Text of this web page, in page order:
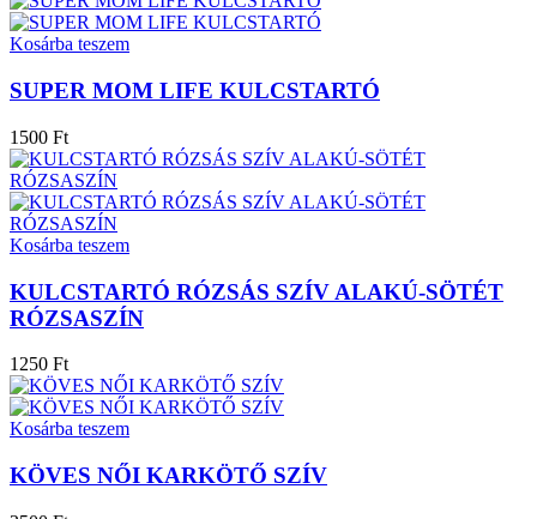
Kosárba teszem
SUPER MOM LIFE KULCSTARTÓ
1500 Ft
Kosárba teszem
KULCSTARTÓ RÓZSÁS SZÍV ALAKÚ-SÖTÉT
RÓZSASZÍN
1250 Ft
Kosárba teszem
KÖVES NŐI KARKÖTŐ SZÍV